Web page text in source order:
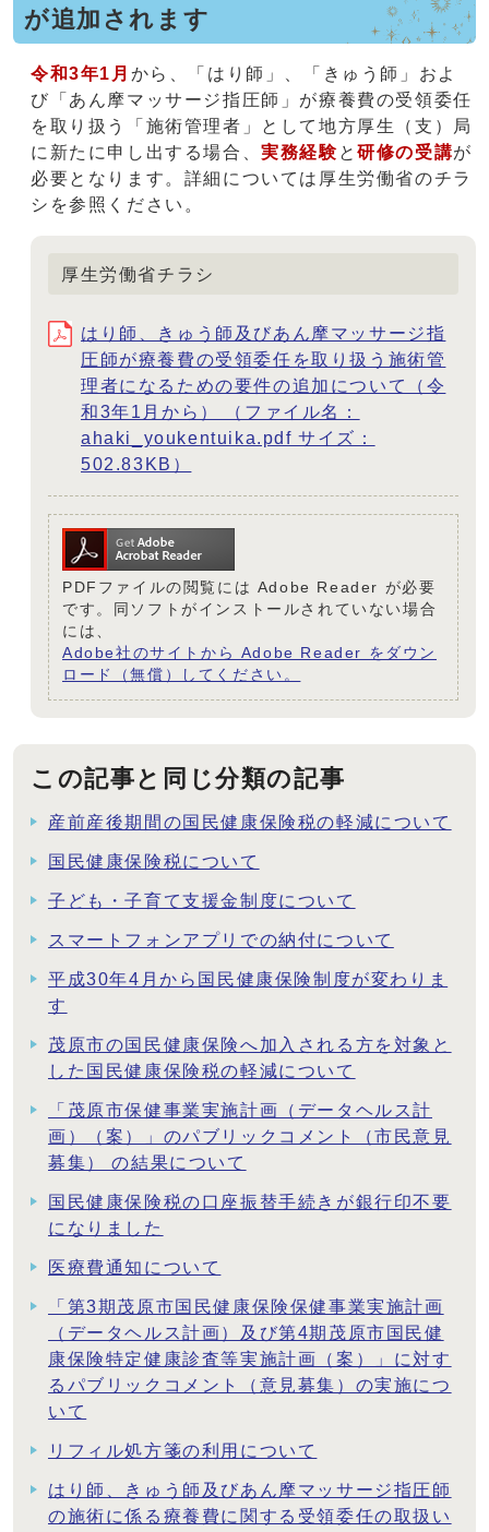
が追加されます
令和3年1月 から、「はり師」、「きゅう師」およ
び「あん摩マッサージ指圧師」が療養費の受領委任
を取り扱う「施術管理者」として地方厚生（支）局
に新たに申し出する場合、実務経験と研修の受講が
必要となります。詳細については厚生労働省のチラ
シを参照ください。
厚生労働省チラシ
はり師、きゅう師及びあん摩マッサージ指
圧師が療養費の受領委任を取り扱う施術管
理者になるための要件の追加について（令
和3年1月から） （ファイル名：
ahaki_youkentuika.pdf サイズ：
502.83KB）
PDFファイルの閲覧には Adobe Reader が必要
です。同ソフトがインストールされていない場合
には、
Adobe社のサイトから Adobe Reader をダウン
ロード（無償）してください。
この記事と同じ分類の記事
産前産後期間の国民健康保険税の軽減について
国民健康保険税について
子ども・子育て支援金制度について
スマートフォンアプリでの納付について
平成30年4月から国民健康保険制度が変わりま
す
茂原市の国民健康保険へ加入される方を対象と
した国民健康保険税の軽減について
「茂原市保健事業実施計画（データヘルス計
画）（案）」のパブリックコメント（市民意見
募集） の結果について
国民健康保険税の口座振替手続きが銀行印不要
になりました
医療費通知について
「第3期茂原市国民健康保険保健事業実施計画
（データヘルス計画）及び第4期茂原市国民健
康保険特定健康診査等実施計画（案）」に対す
るパブリックコメント（意見募集）の実施につ
いて
リフィル処方箋の利用について
はり師、きゅう師及びあん摩マッサージ指圧師
の施術に係る療養費に関する受領委任の取扱い